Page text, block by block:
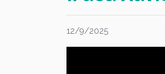
12/9/2025